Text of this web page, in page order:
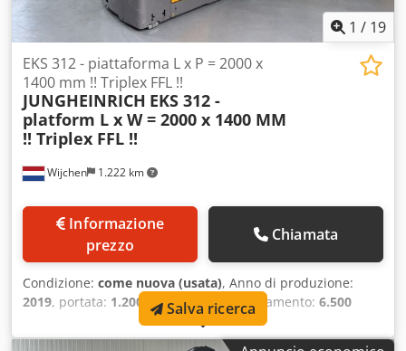
1 / 19
Wijchen 1.222 km
EKS 312 - piattaforma L x P = 2000 x
1400 mm !! Triplex FFL !!
JUNGHEINRICH EKS 312 -
platform L x W = 2000 x 1400 MM
!! Triplex FFL !!
prezzo
Chiamata
Condizione: come nuova (usata), Anno di produzione:
2019, portata: 1.200 kg, altezza di sollevamento: 6.500
, altezza di costruzione:
, ore di
funzionamento:1.874 h, tipo di carburante:elettrico, tipo
Salva ricerca